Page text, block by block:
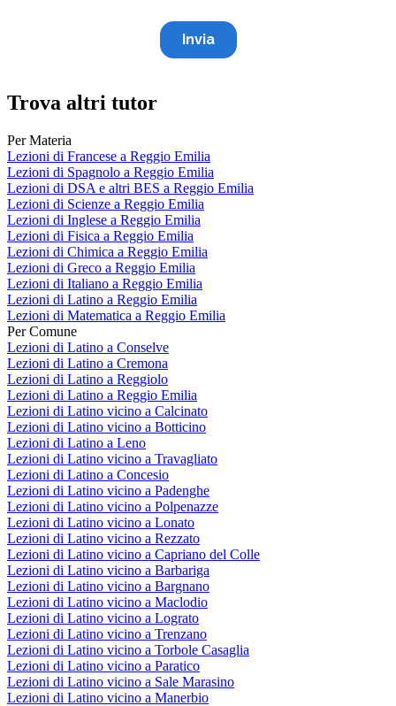
Trova altri tutor
Per Materia
Lezioni di Francese a Reggio Emilia
Lezioni di Spagnolo a Reggio Emilia
Lezioni di DSA e altri BES a Reggio Emilia
Lezioni di Scienze a Reggio Emilia
Lezioni di Inglese a Reggio Emilia
Lezioni di Fisica a Reggio Emilia
Lezioni di Chimica a Reggio Emilia
Lezioni di Greco a Reggio Emilia
Lezioni di Italiano a Reggio Emilia
Lezioni di Latino a Reggio Emilia
Lezioni di Matematica a Reggio Emilia
Per Comune
Lezioni di Latino a Conselve
Lezioni di Latino a Cremona
Lezioni di Latino a Reggiolo
Lezioni di Latino a Reggio Emilia
Lezioni di Latino vicino a Calcinato
Lezioni di Latino vicino a Botticino
Lezioni di Latino a Leno
Lezioni di Latino vicino a Travagliato
Lezioni di Latino a Concesio
Lezioni di Latino vicino a Padenghe
Lezioni di Latino vicino a Polpenazze
Lezioni di Latino vicino a Lonato
Lezioni di Latino vicino a Rezzato
Lezioni di Latino vicino a Capriano del Colle
Lezioni di Latino vicino a Barbariga
Lezioni di Latino vicino a Bargnano
Lezioni di Latino vicino a Maclodio
Lezioni di Latino vicino a Lograto
Lezioni di Latino vicino a Trenzano
Lezioni di Latino vicino a Torbole Casaglia
Lezioni di Latino vicino a Paratico
Lezioni di Latino vicino a Sale Marasino
Lezioni di Latino vicino a Manerbio